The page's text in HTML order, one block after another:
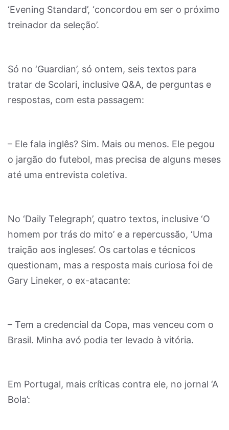
‘Evening Standard’, ‘concordou em ser o próximo
treinador da seleção’.
Só no ‘Guardian’, só ontem, seis textos para
tratar de Scolari, inclusive Q&A, de perguntas e
respostas, com esta passagem:
– Ele fala inglês? Sim. Mais ou menos. Ele pegou
o jargão do futebol, mas precisa de alguns meses
até uma entrevista coletiva.
No ‘Daily Telegraph’, quatro textos, inclusive ‘O
homem por trás do mito’ e a repercussão, ‘Uma
traição aos ingleses’. Os cartolas e técnicos
questionam, mas a resposta mais curiosa foi de
Gary Lineker, o ex-atacante:
– Tem a credencial da Copa, mas venceu com o
Brasil. Minha avó podia ter levado à vitória.
Em Portugal, mais críticas contra ele, no jornal ‘A
Bola’: